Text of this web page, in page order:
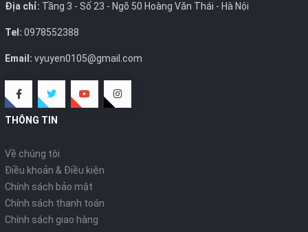
Địa chỉ: Tầng 3 - Số 23 - Ngõ 50 Hoàng Văn Thái - Hà Nội
Tel: 0978552388
Email: vyuyen0105@gmail.com
THÔNG TIN
Về chúng tôi
Điều khoản & Điều kiện
Chính sách bảo mật
Chính sách thanh toán
Chính sách giao hàng